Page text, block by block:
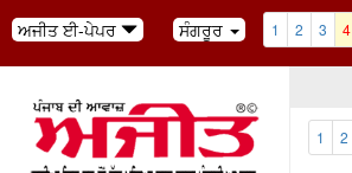
ਅਜੀਤ ਈ-ਪੇਪਰ ਸੰਗਰੂਰ 1 2 3 4
1 2